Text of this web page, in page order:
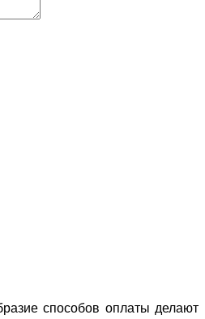
способов оплаты делают